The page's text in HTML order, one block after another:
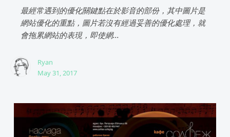
最經常遇到的優化關鍵點在於影音的部份，其中圖片是
網站優化的重點，圖片若沒有經過妥善的優化處理，就
會拖累網站的表現，即使網...
Ryan
May 31, 2017